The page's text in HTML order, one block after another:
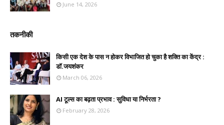
June 14, 2026
तकनीकी
किसी एक देश के पास न होकर विभाजित हो चुका है शक्ति का केंद्र :
डॉ.जयशंकर
March 06, 2026
AI टूल्स का बढ़ता प्रभाव : सुविधा या निर्भरता ?
February 28, 2026